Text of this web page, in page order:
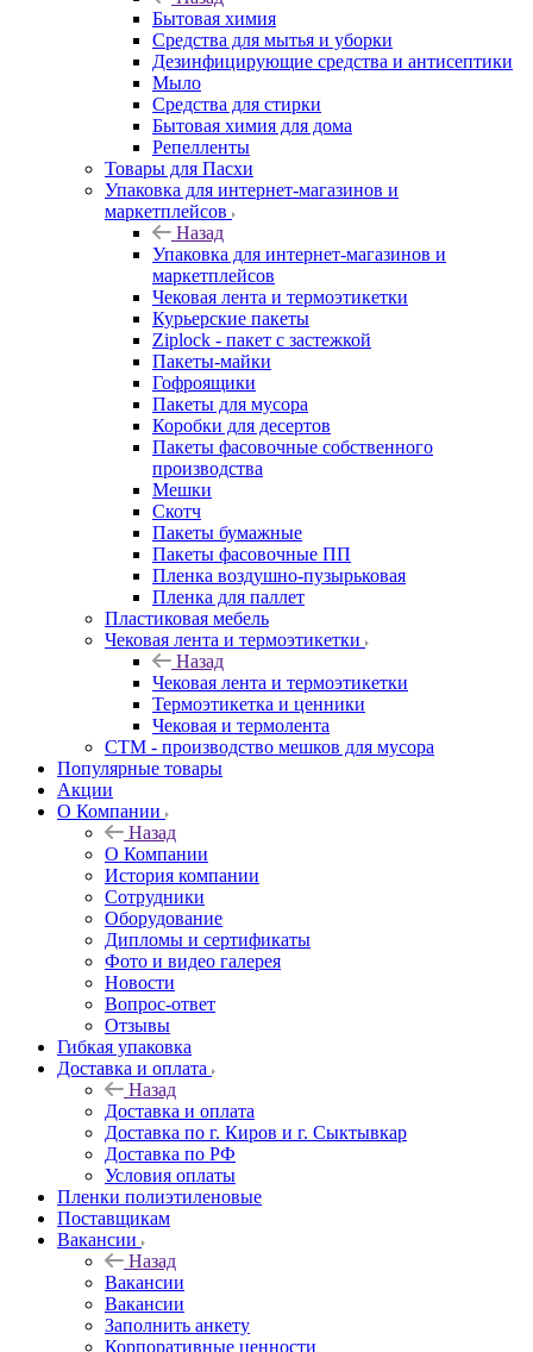
Бытовая химия
Средства для мытья и уборки
Дезинфицирующие средства и антисептики
Мыло
Средства для стирки
Бытовая химия для дома
Репелленты
Товары для Пасхи
Упаковка для интернет-магазинов и
маркетплейсов
Назад
Упаковка для интернет-магазинов и
маркетплейсов
Чековая лента и термоэтикетки
Курьерские пакеты
Ziplock - пакет с застежкой
Пакеты-майки
Гофроящики
Пакеты для мусора
Коробки для десертов
Пакеты фасовочные собственного
производства
Мешки
Скотч
Пакеты бумажные
Пакеты фасовочные ПП
Пленка воздушно-пузырьковая
Пленка для паллет
Пластиковая мебель
Чековая лента и термоэтикетки
Назад
Чековая лента и термоэтикетки
Термоэтикетка и ценники
Чековая и термолента
СТМ - производство мешков для мусора
Популярные товары
Акции
О Компании
Назад
О Компании
История компании
Сотрудники
Оборудование
Дипломы и сертификаты
Фото и видео галерея
Новости
Вопрос-ответ
Отзывы
Гибкая упаковка
Доставка и оплата
Назад
Доставка и оплата
Доставка по г. Киров и г. Сыктывкар
Доставка по РФ
Условия оплаты
Пленки полиэтиленовые
Поставщикам
Вакансии
Назад
Вакансии
Вакансии
Заполнить анкету
Корпоративные ценности